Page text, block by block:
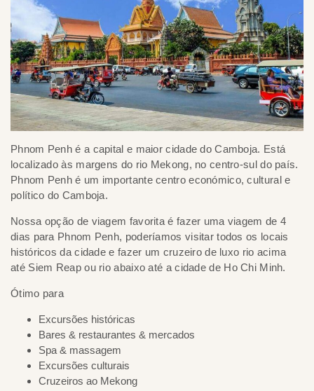
Phnom Penh é a capital e maior cidade do Camboja. Está
localizado às margens do rio Mekong, no centro-sul do país.
Phnom Penh é um importante centro económico, cultural e
político do Camboja.
Nossa opção de viagem favorita é fazer uma viagem de 4
dias para Phnom Penh, poderíamos visitar todos os locais
históricos da cidade e fazer um cruzeiro de luxo rio acima
até Siem Reap ou rio abaixo até a cidade de Ho Chi Minh.
Ótimo para
Excursões históricas
Bares & restaurantes & mercados
Spa & massagem
Excursões culturais
Cruzeiros ao Mekong